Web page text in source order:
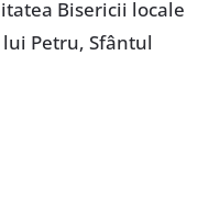
Bisericii locale
Petru, Sfântul